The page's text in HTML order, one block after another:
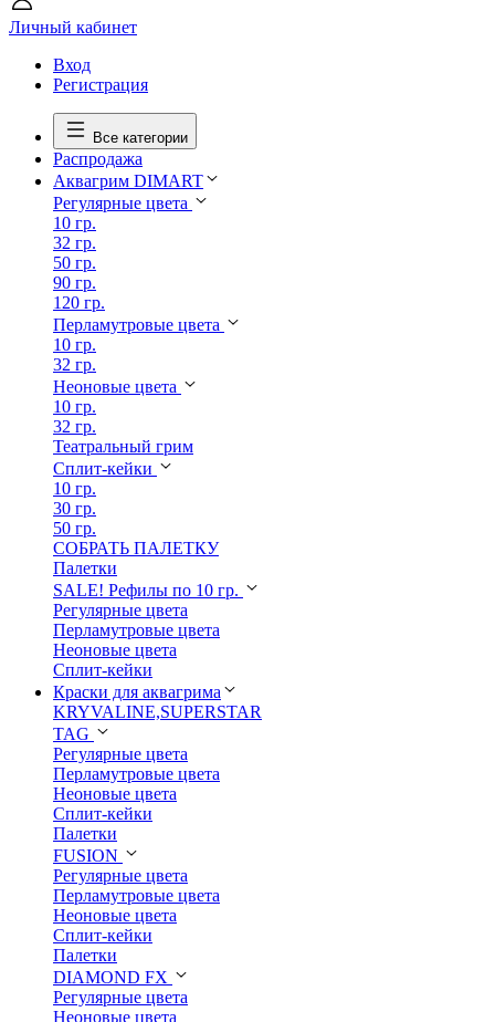
Личный кабинет
Вход
Регистрация
Все категории
Распродажа
Аквагрим DIMART
Регулярные цвета
10 гр.
32 гр.
50 гр.
90 гр.
120 гр.
Перламутровые цвета
10 гр.
32 гр.
Неоновые цвета
10 гр.
32 гр.
Театральный грим
Сплит-кейки
10 гр.
30 гр.
50 гр.
СОБРАТЬ ПАЛЕТКУ
Палетки
SALE! Рефилы по 10 гр.
Регулярные цвета
Перламутровые цвета
Неоновые цвета
Сплит-кейки
Краски для аквагрима
KRYVALINE,SUPERSTAR
TAG
Регулярные цвета
Перламутровые цвета
Неоновые цвета
Сплит-кейки
Палетки
FUSION
Регулярные цвета
Перламутровые цвета
Неоновые цвета
Сплит-кейки
Палетки
DIAMOND FX
Регулярные цвета
Неоновые цвета